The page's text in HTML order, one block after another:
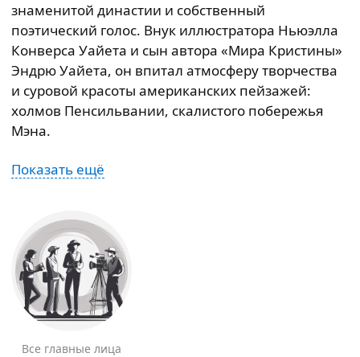
знаменитой династии и собственный
поэтический голос. Внук иллюстратора Ньюэлла
Конверса Уайета и сын автора «Мира Кристины»
Эндрю Уайета, он впитал атмосферу творчества
и суровой красоты американских пейзажей:
холмов Пенсильвании, скалистого побережья
Мэна.
Показать ещё
Все главные лица